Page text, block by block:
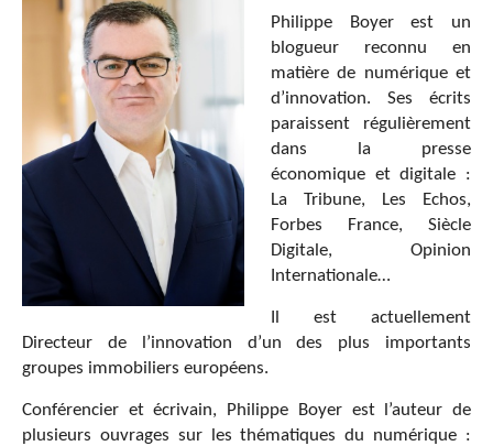
Philippe Boyer est un
blogueur reconnu en
matière de numérique et
d’innovation. Ses écrits
paraissent régulièrement
dans la presse
économique et digitale :
La Tribune, Les Echos,
Forbes France, Siècle
Digitale, Opinion
Internationale…
Il est actuellement
Directeur de l’innovation d’un des plus importants
groupes immobiliers européens.
Conférencier et écrivain, Philippe Boyer est l’auteur de
plusieurs ouvrages sur les thématiques du numérique :